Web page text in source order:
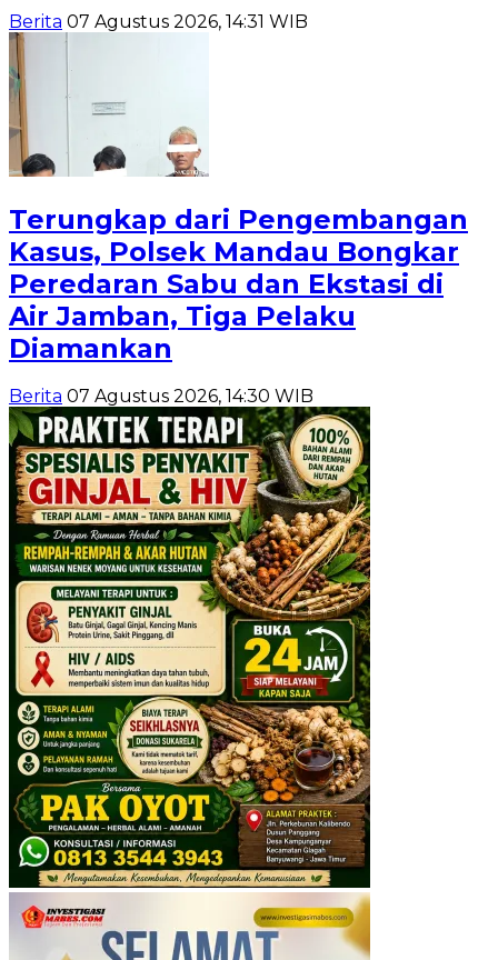
Berita 07 Agustus 2026, 14:31 WIB
Terungkap dari Pengembangan
Kasus, Polsek Mandau Bongkar
Peredaran Sabu dan Ekstasi di
Air Jamban, Tiga Pelaku
Diamankan
Berita 07 Agustus 2026, 14:30 WIB